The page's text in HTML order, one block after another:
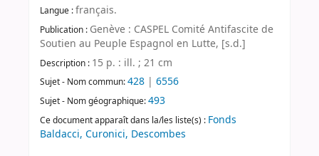
Langue :français.
Publication : Genève : CASPEL Comité Antifascite de
Soutien au Peuple Espagnol en Lutte, [s.d.]
Description : 15 p. : ill. ; 21 cm
Sujet - Nom commun:428 | 6556
Sujet - Nom géographique:493
Ce document apparaît dans la/les liste(s) : Fonds
Baldacci, Curonici, Descombes